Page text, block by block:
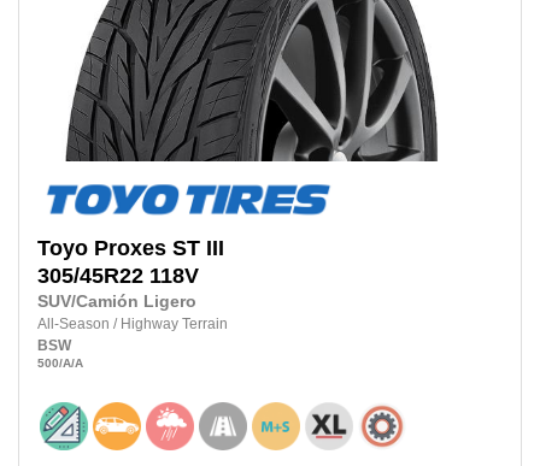
Toyo Proxes ST III
305/45R22 118V
SUV/Camión Ligero
All-Season / Highway Terrain
BSW
500/A/A